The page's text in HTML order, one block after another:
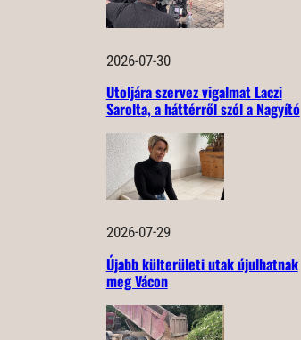
2026-07-30
Utoljára szervez vigalmat Laczi
Sarolta, a háttérről szól a Nagyító
2026-07-29
Újabb külterületi utak újulhatnak
meg Vácon